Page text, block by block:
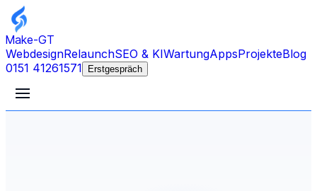
Make-GT
WebdesignRelaunchSEO & KIWartungAppsProjekteBlog
0151 41261571
Erstgespräch